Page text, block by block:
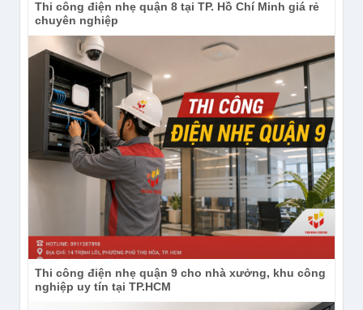
Thi công điện nhẹ quận 8 tại TP. Hồ Chí Minh giá rẻ
chuyên nghiệp
Thi công điện nhẹ quận 9 cho nhà xưởng, khu công
nghiệp uy tín tại TP.HCM